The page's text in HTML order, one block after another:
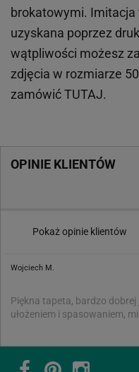
brokatowymi.
uzyskana poprzez
wątpliwości możesz
zdjęcia w rozmiarze
zamówićTUTAJ.
OPINIE KLIENTÓW
Pokaż opinie klientów
Wojciech M.
Piękna tapeta, bardzo dobrej
ułożeniem i spasowaniem,